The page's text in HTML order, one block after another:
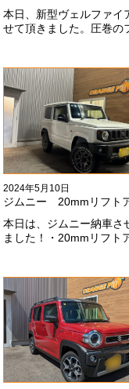
本日、新型ヴェルファイ
せて頂きました。圧巻の
なりました！いつも本当
とうございます#x1f60a;
2024年5月10日
本日は、ジムニー納車さ
ました！・20mmリフト
させて頂きました！！弊
期間に何台もご注文あり
ざいます！！これからも
お願いします